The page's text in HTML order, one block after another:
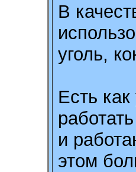
В
уголь,
Есть
и
этом